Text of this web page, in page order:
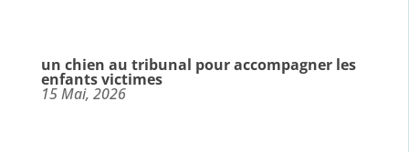
un chien au tribunal pour accompagner les
enfants victimes
15 Mai, 2026